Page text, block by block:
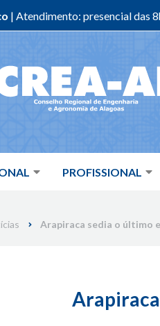
| Atendimento: presencial das
PROFISSIONAL
Arapiraca sedia o último